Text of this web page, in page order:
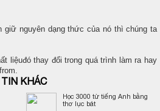
giữ nguyên dạng thức của nó thì chúng ta
liệuđó thay đổi trong quá trình làm ra hay
TIN KHÁC
Học 3000 từ tiếng Anh bằng
thơ lục bát